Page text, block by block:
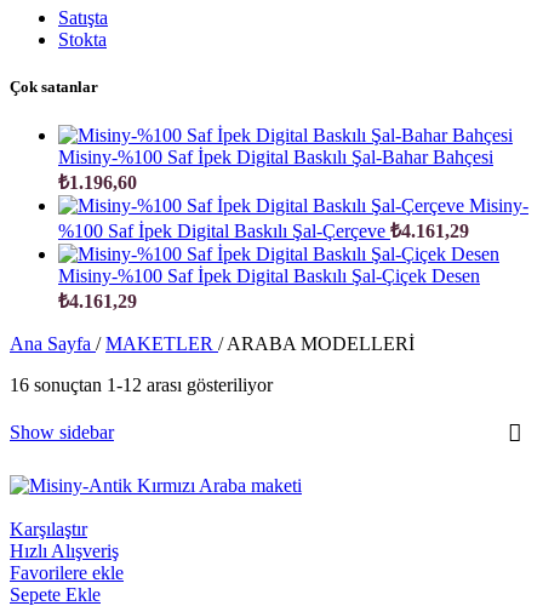
Satışta
Stokta
Çok satanlar
Misiny-%100 Saf İpek Digital Baskılı Şal-Bahar Bahçesi
₺1.196,60
Misiny-
%100 Saf İpek Digital Baskılı Şal-Çerçeve ₺4.161,29
Misiny-%100 Saf İpek Digital Baskılı Şal-Çiçek Desen
₺4.161,29
Ana Sayfa / MAKETLER / ARABA MODELLERİ
16 sonuçtan 1-12 arası gösteriliyor
Show sidebar
Karşılaştır
Hızlı Alışveriş
Favorilere ekle
Sepete Ekle